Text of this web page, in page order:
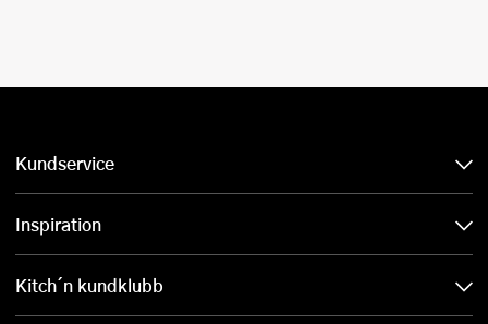
Kundservice
Inspiration
Kitch´n kundklubb